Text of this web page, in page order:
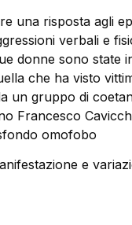
una risposta agli
verbali e
donne sono state
che ha visto
un gruppo di
Francesco
omofobo
e